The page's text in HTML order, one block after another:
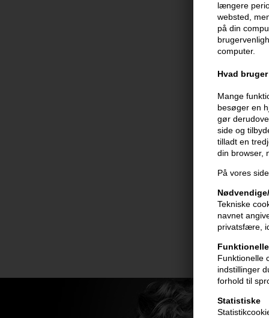
længere
websted,
på din
computer.
Hvad
Mange
besøger en
gør
side og
tilladt en
din browser,
På vores
Tekniske
navnet
privatsfære,
Funktionelle
Funktionelle
indstillinger
forhold til
Statistiske